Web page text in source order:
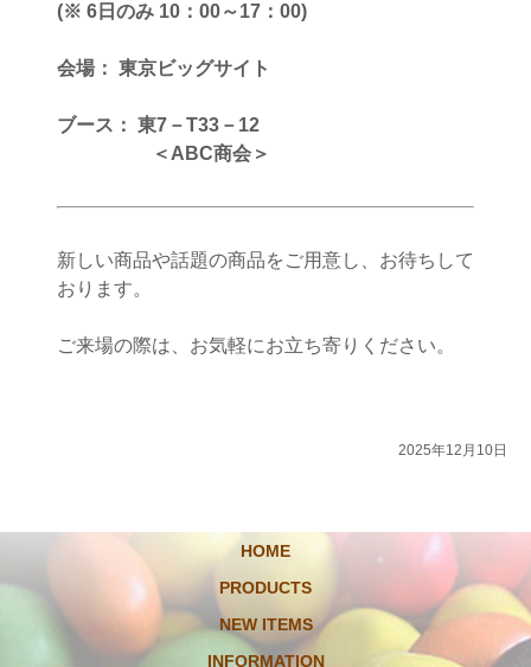
(※ 6日のみ 10：00～17：00)
会場： 東京ビッグサイト
ブース： 東7－T33－12
＜ABC商会＞
新しい商品や話題の商品をご用意し、お待ちして
おります。
ご来場の際は、お気軽にお立ち寄りください。
2025年12月10日
HOME
PRODUCTS
NEW ITEMS
INFORMATION